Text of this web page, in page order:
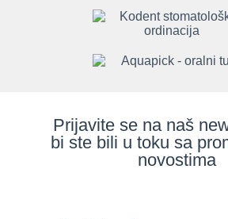
Prijavite se na naš
bi ste bili u toku sa
novostima